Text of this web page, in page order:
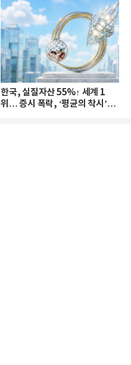
한국, 실질자산 55%↑ 세계 1
위… 증시 폭락, ‘평균의 착시’와